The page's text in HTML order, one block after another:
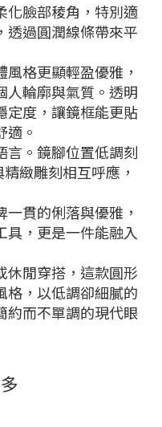
化臉部稜角，特別適
透過圓潤線條帶來平
格更顯輕盈優雅，
人輪廓與氣質。透明
定度，讓鏡框能更貼
。
言。鏡腳位置低調刻
緻雕刻相互呼應，
貫的俐落與優雅，
具，更是一件能融入
休閒穿搭，這款圓形
格，以低調卻細膩的
約而不單調的現代眼